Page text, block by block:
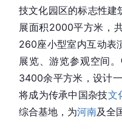
技文化园区的标志性
展面积2000平方米，
260座小型室内互动表
展览、游览参观空间
3400余平方米，设计
将成为传承中国杂技文
综合基地，为河南及全